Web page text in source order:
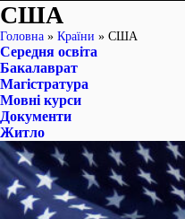
США
Головна » Країни » США
Середня освіта
Бакалаврат
Магістратура
Мовні курси
Документи
Житло